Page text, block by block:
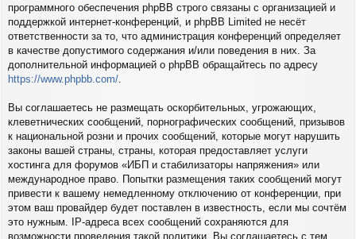
программного обеспечения phpBB строго связаны с организацией и
поддержкой интернет-конференций, и phpBB Limited не несёт
ответственности за то, что администрация конференций определяет
в качестве допустимого содержания и/или поведения в них. За
дополнительной информацией о phpBB обращайтесь по адресу
https://www.phpbb.com/
Вы соглашаетесь не размещать оскорбительных, угрожающих,
клеветнических сообщений, порнографических сообщений, призывов
к национальной розни и прочих сообщений, которые могут нарушить
законы вашей страны, страны, которая предоставляет услуги
хостинга для форумов «ИБП и стабилизаторы напряжения» или
международное право. Попытки размещения таких сообщений могут
привести к вашему немедленному отключению от конференции, при
этом ваш провайдер будет поставлен в известность, если мы сочтём
это нужным. IP-адреса всех сообщений сохраняются для
возможности проведения такой политики. Вы соглашаетесь с тем,